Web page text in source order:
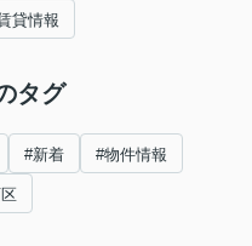
貸情報
タグ
#新着 #物件情報